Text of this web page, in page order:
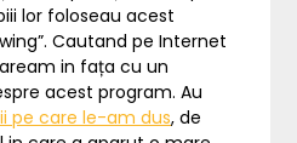
lor foloseau acest
Cautand pe Internet
in fața cu un
acest program. Au
pe care le-am dus, de